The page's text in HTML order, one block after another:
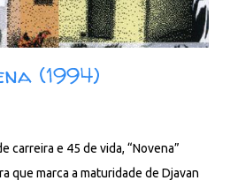
(1994)
carreira e 45 de vida, “Novena”
que marca a maturidade de Djavan